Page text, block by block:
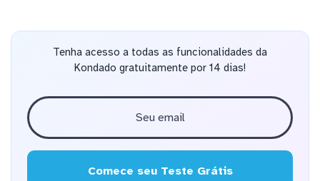
Tenha acesso a todas as funcionalidades da
Kondado gratuitamente por 14 dias!
Comece seu Teste Grátis